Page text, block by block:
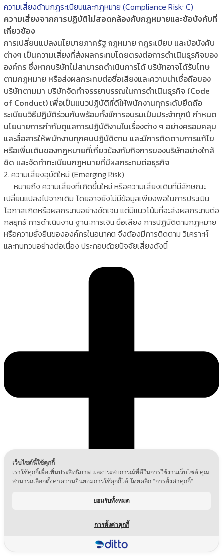
ความเสี่ยงด้านกฎระเบียบและกฎหมาย (Compliance Risk: C)
ความเสี่ยงจากการปฏิบัติไม่สอดคล้องกับกฎหมายและข้อบังคับที่
เกี่ยวข้อง
การเปลี่ยนแปลงนโยบายภาครัฐ กฎหมาย กฎระเบียบ และข้อบังคับ
ต่างๆ เป็นความเสี่ยงที่ส่งผลกระทบโดยตรงต่อการดำเนินธุรกิจของ
องค์กร ซึ่งหากบริษัทไม่สามารถดำเนินการได้ บริษัทอาจได้รับโทษ
ตามกฎหมาย หรือส่งผลกระทบต่อชื่อเสียงและความน่าเชื่อถือของ
บริษัทตามมา บริษัทจัดทำจรรยาบรรณในการดำเนินธุรกิจ (Code
of Conduct) เพื่อเป็นแนวปฏิบัติที่ดีให้พนักงานทุกระดับยึดถือ
ระเบียบวิธีปฏิบัติร่วมกันพร้อมทั้งมีการอบรมเป็นประจำทุกปี กำหนด
นโยบายการกำกับดูแลการปฏิบัติงานในเรื่องต่าง ๆ อย่างครอบคลุม
และสื่อสารให้พนักงานทุกคนปฏิบัติตาม และมีการติดตามการแก้ไข
หรือเพิ่มเติมของกฎหมายที่เกี่ยวข้องกับกิจการของบริษัทอย่างใกล้
ชิด และจัดทำทะเบียนกฎหมายที่มีผลกระทบต่อธุรกิจ
2. ความเสี่ยงอุบัติใหม่ (Emerging Risk)
หมายถึง ความเสี่ยงที่เกิดขึ้นใหม่ หรือความเสี่ยงเดิมที่มีลักษณะ
เปลี่ยนแปลงไปจากเดิม โดยอาจยังไม่มีข้อมูลเพียงพอในการประเมิน
โอกาสเกิดหรือผลกระทบอย่างชัดเจน แต่มีแนวโน้มที่จะส่งผลกระทบต่อ
กลยุทธ์ การดำเนินงาน ฐานะการเงิน ชื่อเสียง การปฏิบัติตามกฎหมาย
หรือความยั่งยืนขององค์กรในอนาคต จึงต้องมีการติดตาม วิเคราะห์
และทบทวนอย่างต่อเนื่อง ประกอบด้วยปัจจัยเสี่ยงดังนี้
เว็บไซต์นี้ใช้คุกกี้
เราใช้คุกกี้เพื่อเพิ่มประสิทธิภาพ และประสบการณ์ที่ดีในการใช้งานเว็บไซต์ คุณ
สามารถเลือกตั้งค่าความยินยอมการใช้คุกกี้ได้ โดยคลิก "การตั้งค่าคุกกี้"
ยอมรับทั้งหมด
การตั้งค่าคุกกี้